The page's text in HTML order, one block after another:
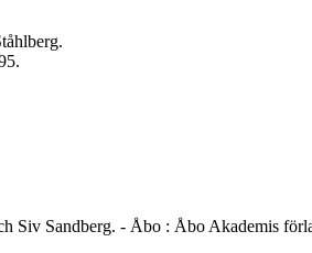
Siv Sandberg. - Åbo : Åbo Akademis